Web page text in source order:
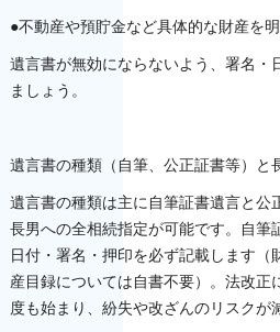
●不動産や預貯金など具体的な財産を
遺言書が無効にならないよう、署名・
ましょう。
遺言書の種類（自筆、公正証書等）と
遺言書の種類は主に自筆証書遺言と公
長男への全相続指定が可能です。自筆
日付・署名・押印を必ず記載します
産目録については自書不要）。法改正
度も始まり、紛失や改ざんのリスクが